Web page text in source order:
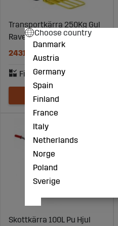
Transportkärra 250Kg Gul
Ravendo
2431 kr
Skottkärra 100L Pu Hjul
Choose country
Danmark
Austria
Germany
Spain
Finland
France
Italy
Netherlands
Norge
Poland
Sverige